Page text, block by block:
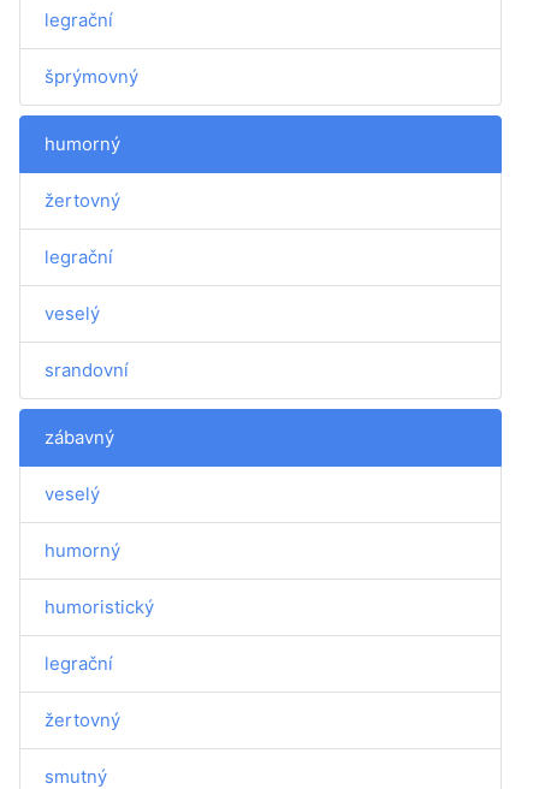
legrační
šprýmovný
humorný
žertovný
legrační
veselý
srandovní
zábavný
veselý
humorný
humoristický
legrační
žertovný
smutný